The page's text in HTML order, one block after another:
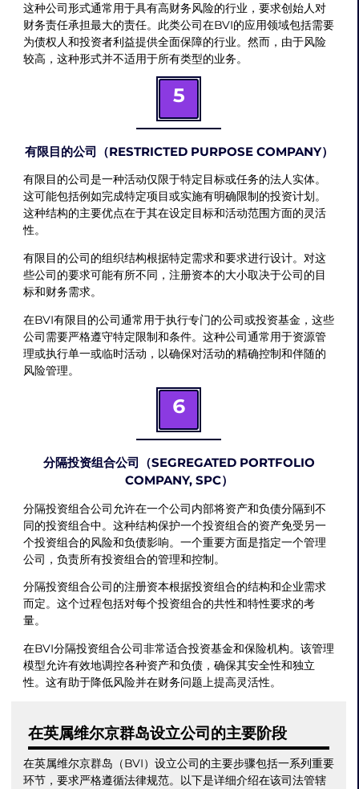
这种公司形式通常用于具有高财务风险的行业，要求创始人对
财务责任承担最大的责任。此类公司在BVI的应用领域包括需要
为债权人和投资者利益提供全面保障的行业。然而，由于风险
较高，这种形式并不适用于所有类型的业务。
5
有限目的公司（RESTRICTED PURPOSE COMPANY）
有限目的公司是一种活动仅限于特定目标或任务的法人实体。
这可能包括例如完成特定项目或实施有明确限制的投资计划。
这种结构的主要优点在于其在设定目标和活动范围方面的灵活
性。
有限目的公司的组织结构根据特定需求和要求进行设计。对这
些公司的要求可能有所不同，注册资本的大小取决于公司的目
标和财务需求。
在BVI有限目的公司通常用于执行专门的公司或投资基金，这些
公司需要严格遵守特定限制和条件。这种公司通常用于资源管
理或执行单一或临时活动，以确保对活动的精确控制和伴随的
风险管理。
6
分隔投资组合公司（SEGREGATED PORTFOLIO
COMPANY, SPC）
分隔投资组合公司允许在一个公司内部将资产和负债分隔到不
同的投资组合中。这种结构保护一个投资组合的资产免受另一
个投资组合的风险和负债影响。一个重要方面是指定一个管理
公司，负责所有投资组合的管理和控制。
分隔投资组合公司的注册资本根据投资组合的结构和企业需求
而定。这个过程包括对每个投资组合的共性和特性要求的考
量。
在BVI分隔投资组合公司非常适合投资基金和保险机构。该管理
模型允许有效地调控各种资产和负债，确保其安全性和独立
性。这有助于降低风险并在财务问题上提高灵活性。
在英属维尔京群岛设立公司的主要阶段
在英属维尔京群岛（BVI）设立公司的主要步骤包括一系列重要
环节，要求严格遵循法律规范。以下是详细介绍在该司法管辖